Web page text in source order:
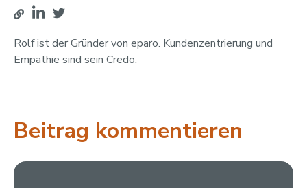
Rolf ist der Gründer von eparo. Kundenzentrierung und
Empathie sind sein Credo.
Beitrag kommentieren